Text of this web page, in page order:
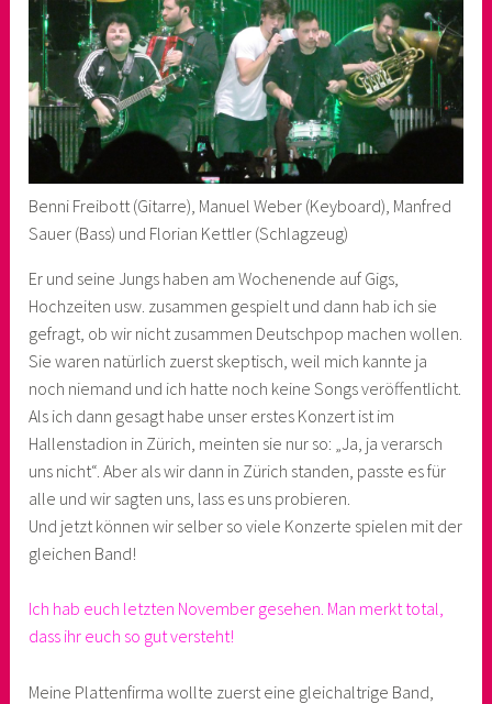
Benni Freibott (Gitarre), Manuel Weber (Keyboard), Manfred
Sauer (Bass) und Florian Kettler (Schlagzeug)
Er und seine Jungs haben am Wochenende auf Gigs,
Hochzeiten usw. zusammen gespielt und dann hab ich sie
gefragt, ob wir nicht zusammen Deutschpop machen wollen.
Sie waren natürlich zuerst skeptisch, weil mich kannte ja
noch niemand und ich hatte noch keine Songs veröffentlicht.
Als ich dann gesagt habe unser erstes Konzert ist im
Hallenstadion in Zürich, meinten sie nur so: „Ja, ja verarsch
uns nicht“. Aber als wir dann in Zürich standen, passte es für
alle und wir sagten uns, lass es uns probieren.
Und jetzt können wir selber so viele Konzerte spielen mit der
gleichen Band!
Ich hab euch letzten November gesehen. Man merkt total,
dass ihr euch so gut versteht!
Meine Plattenfirma wollte zuerst eine gleichaltrige Band,